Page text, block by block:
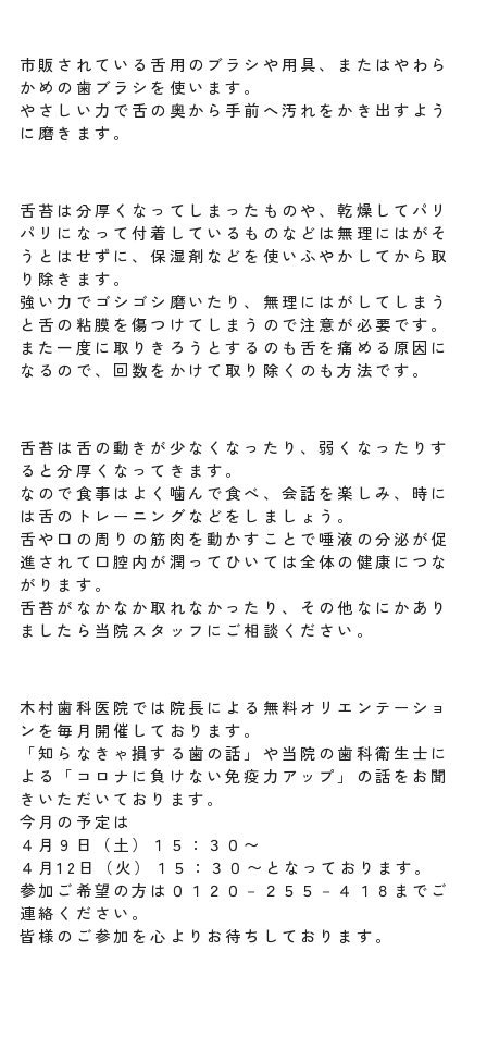
市販されている舌用のブラシや用具、またはやわら
かめの歯ブラシを使います。
やさしい力で舌の奥から手前へ汚れをかき出すよう
に磨きます。
舌苔は分厚くなってしまったものや、乾燥してパリ
パリになって付着しているものなどは無理にはがそ
うとはせずに、保湿剤などを使いふやかしてから取
り除きます。
強い力でゴシゴシ磨いたり、無理にはがしてしまう
と舌の粘膜を傷つけてしまうので注意が必要です。
また一度に取りきろうとするのも舌を痛める原因に
なるので、回数をかけて取り除くのも方法です。
舌苔は舌の動きが少なくなったり、弱くなったりす
ると分厚くなってきます。
なので食事はよく噛んで食べ、会話を楽しみ、時に
は舌のトレーニングなどをしましょう。
舌や口の周りの筋肉を動かすことで唾液の分泌が促
進されて口腔内が潤ってひいては全体の健康につな
がります。
舌苔がなかなか取れなかったり、その他なにかあり
ましたら当院スタッフにご相談ください。
木村歯科医院では院長による無料オリエンテーショ
ンを毎月開催しております。
「知らなきゃ損する歯の話」や当院の歯科衛生士に
よる「コロナに負けない免疫力アップ」の話をお聞
きいただいております。
今月の予定は
４月９日（土）１５：３０〜
４月12日（火）１５：３０〜となっております。
参加ご希望の方は０１２０－２５５－４１８までご
連絡ください。
皆様のご参加を心よりお待ちしております。